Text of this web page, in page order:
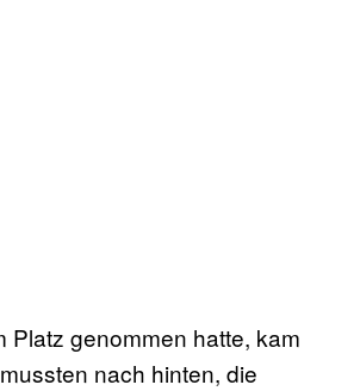
Platz genommen hatte, kam
nach hinten, die